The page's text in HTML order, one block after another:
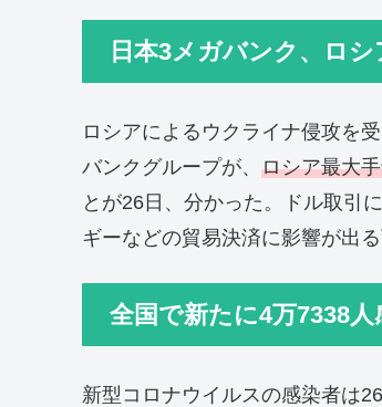
日本3メガバンク、ロ
ロシアによるウクライナ侵攻を
バンクグループが、 ロシア最大
とが26日、分かった。ドル取引
ギーなどの貿易決済に影響が出る
全国で新たに4万7338
新型コロナウイルスの感染者は